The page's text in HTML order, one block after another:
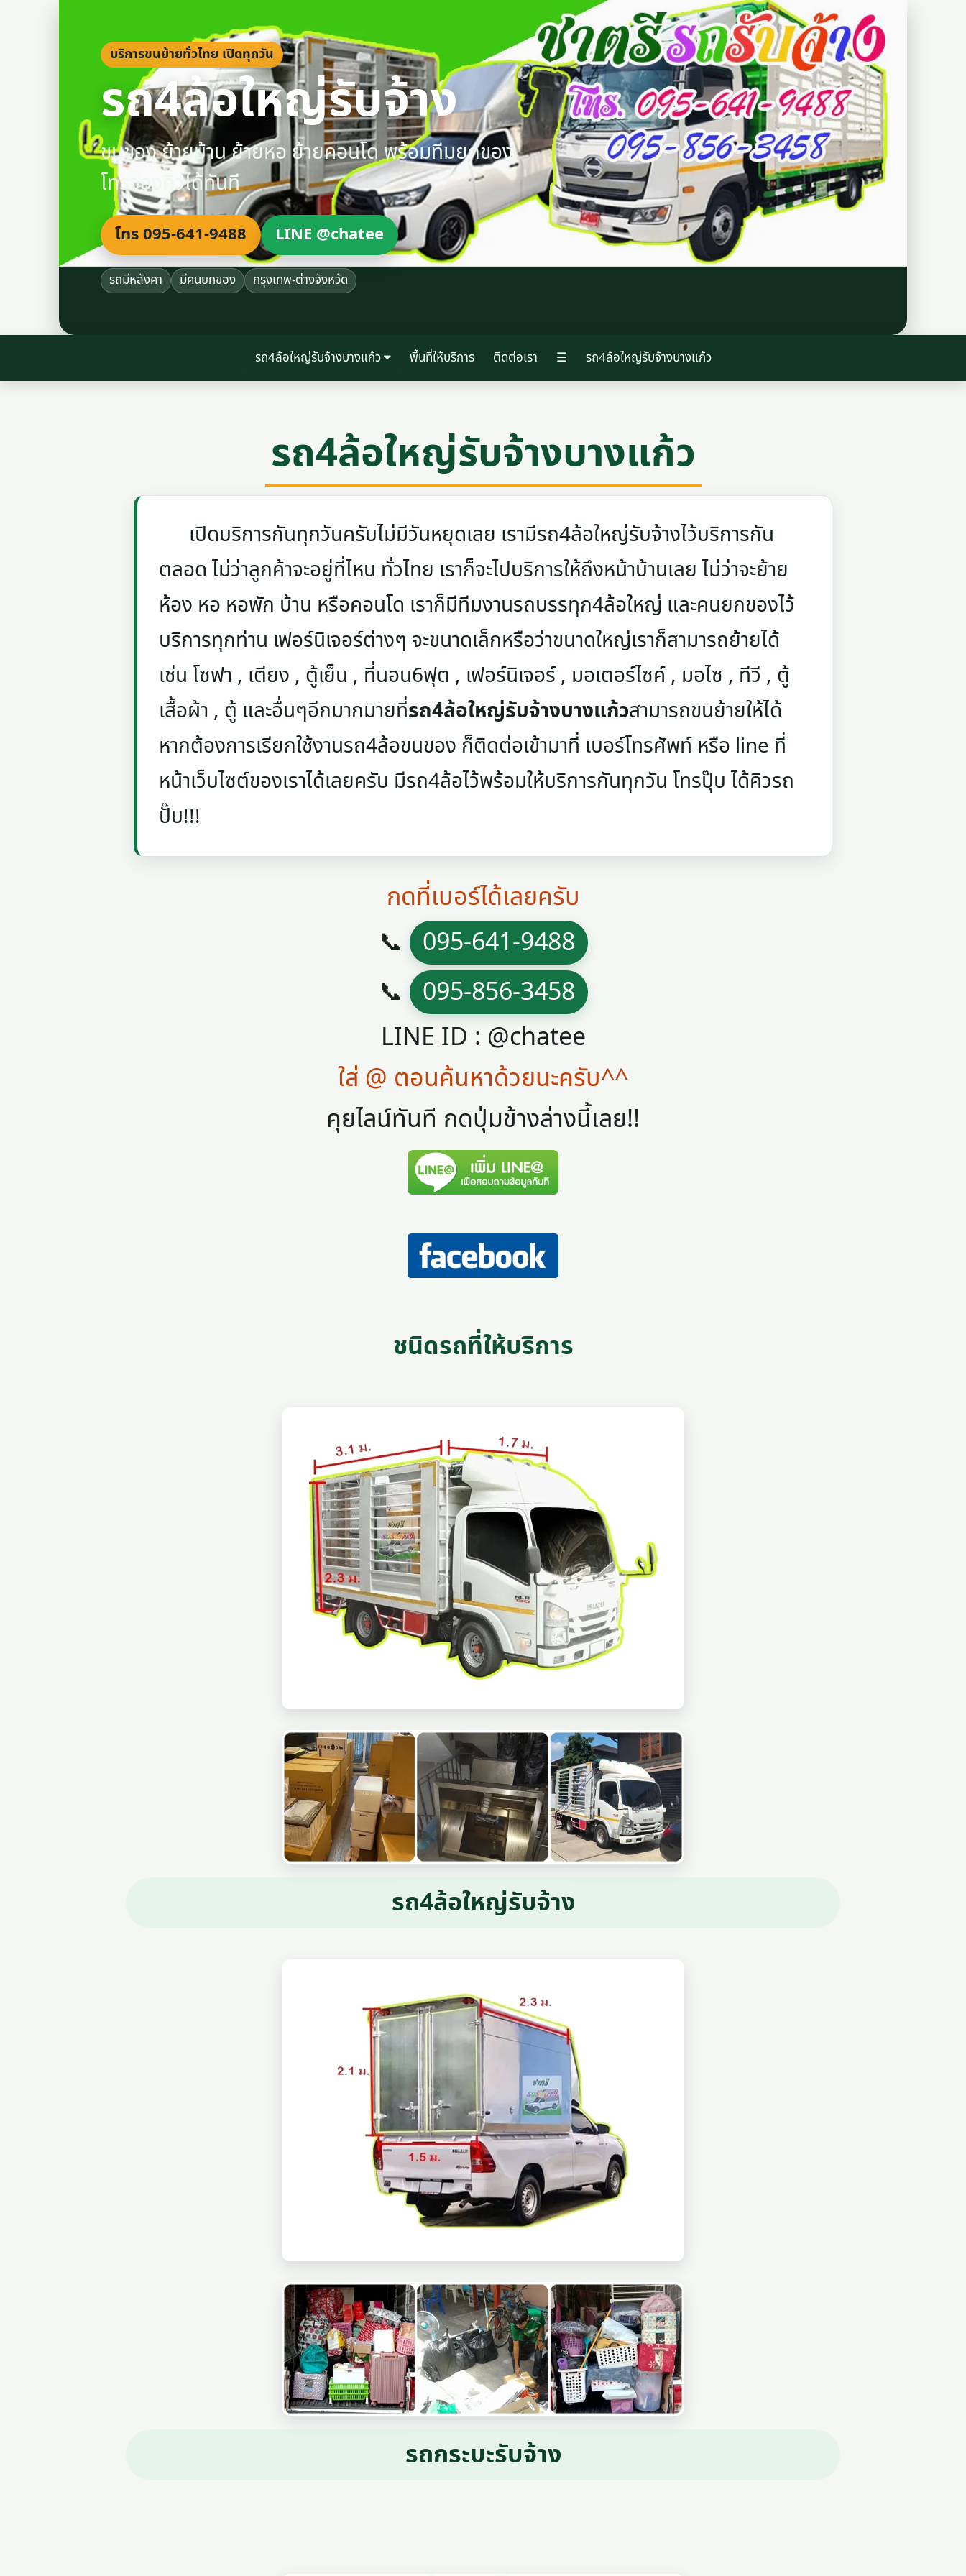
บริการขนย้ายทั่วไทย เปิดทุกวัน
รถ4ล้อใหญ่รับจ้าง
ขนของ ย้ายบ้าน ย้ายหอ ย้ายคอนโด พร้อมทีมยกของ
โทรจองคิวได้ทันที
โทร 095-641-9488 LINE @chatee
รถมีหลังคา มีคนยกของ กรุงเทพ-ต่างจังหวัด
รถ4ล้อใหญ่รับจ้างบางแก้ว พื้นที่ให้บริการ ติดต่อเรา ☰ รถ4ล้อใหญ่รับจ้างบางแก้ว
รถ4ล้อใหญ่รับจ้างบางแก้ว
เปิดบริการกันทุกวันครับไม่มีวันหยุดเลย เรามีรถ4ล้อใหญ่รับจ้างไว้บริการกัน
ตลอด ไม่ว่าลูกค้าจะอยู่ที่ไหน ทั่วไทย เราก็จะไปบริการให้ถึงหน้าบ้านเลย ไม่ว่าจะย้าย
ห้อง หอ หอพัก บ้าน หรือคอนโด เราก็มีทีมงานรถบรรทุก4ล้อใหญ่ และคนยกของไว้
บริการทุกท่าน เฟอร์นิเจอร์ต่างๆ จะขนาดเล็กหรือว่าขนาดใหญ่เราก็สามารถย้ายได้
เช่น โซฟา , เตียง , ตู้เย็น , ที่นอน6ฟุต , เฟอร์นิเจอร์ , มอเตอร์ไซค์ , มอไซ , ทีวี , ตู้
เสื้อผ้า , ตู้ และอื่นๆอีกมากมายที่รถ4ล้อใหญ่รับจ้างบางแก้วสามารถขนย้ายให้ได้
หากต้องการเรียกใช้งานรถ4ล้อขนของ ก็ติดต่อเข้ามาที่ เบอร์โทรศัพท์ หรือ line ที่
หน้าเว็บไซต์ของเราได้เลยครับ มีรถ4ล้อไว้พร้อมให้บริการกันทุกวัน โทรปุ๊บ ได้คิวรถ
ปั๊บ!!!
กดที่เบอร์ได้เลยครับ
📞
095-641-9488
📞
095-856-3458
LINE ID : @chatee
ใส่ @ ตอนค้นหาด้วยนะครับ^^
คุยไลน์ทันที กดปุ่มข้างล่างนี้เลย!!
ชนิดรถที่ให้บริการ
รถ4ล้อใหญ่รับจ้าง
รถกระบะรับจ้าง